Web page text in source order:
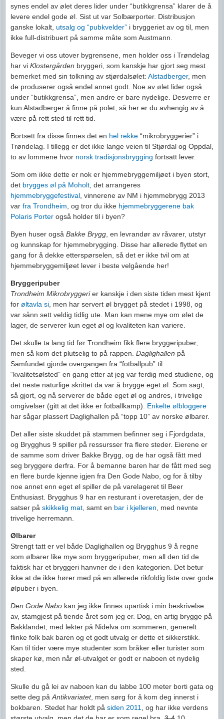
synes endel av ølet deres lider under “butikkgrensa” klarer de å
levere endel gode øl. Sist ut var Solbærporter. Distribusjon
ganske lokalt, utsalg og “pubkvelder” i bryggeriet av og til, men
ikke full-distribuert på samme måte som Austmann.
Beveger vi oss utover bygrensene, men holder oss i Trøndelag
har vi Klostergården bryggeri, som kanskje har gjort seg mest
bemerket med sin tolkning av stjørdalsølet: Alstadberger, men
de produserer også endel annet godt. Noe av ølet lider også
under “butikkgrensa”, men andre er bare nydelige. Desverre er
kun Alstadberger å finne på polet, så her er du avhengig av å
være på rett sted til rett tid.
Bortsett fra disse finnes det en hel rekke “mikrobryggerier” i
Trøndelag. I tillegg er det ikke lange veien til Stjørdal og Oppdal,
to av lommene hvor norsk tradisjonsbrygging fortsatt lever.
Som om ikke dette er nok er hjemmebryggemiljøet i byen stort,
det brygges øl på Moholt , det arrangeres
hjemmebryggefestival , vinnerene av NM i hjemmebrygg 2013
var fra Trondheim , og tror du ikke hjemmebryggerene bak
Polaris Porter også holder til i byen?
Byen huser også Bakke Brygg , en levrandør av råvarer, utstyr
og kunnskap for hjemmebrygging. Disse har allerede flyttet en
gang for å dekke etterspørselen, så det er ikke tvil om at
hjemmebryggemiljøet lever i beste velgående her!
Bryggeripuber
Trondheim Mikrobryggerier kanskje i den siste tiden mest kjent
for øltavla si , men har servert øl brygget på stedet i 1998, og
var sånn sett veldig tidlig ute. Man kan mene mye om ølet de
lager, de serverer kun eget øl og kvaliteten kan variere.
Det skulle ta lang tid før Trondheim fikk flere bryggeripuber,
men så kom det plutselig to på rappen. Daglighallen på
Samfundet gjorde overgangen fra “fotballpub” til
“kvalitetsølsted” en gang etter at jeg var ferdig med studiene, og
det neste naturlige skrittet da var å brygge eget øl. Som sagt,
så gjort, og nå serverer de både eget øl og andres, i trivelige
omgivelser (gitt at det ikke er fotballkamp). Enkelte ølbloggere
har sågar plassert Daglighallen på “topp 10” av norske ølbarer.
Det aller siste skuddet på stammen befinner seg i Fjordgdata,
og Brygghus 9 spiller på ressursser fra flere steder. Eierene er
de samme som driver Bakke Brygg, og de har også fått med
seg bryggere derfra. For å bemanne baren har de fått med seg
en flere burde kjenne igjen fra Den Gode Nabo, og for å tilby
noe annet enn eget øl spiller de på varelageret til Beer
Enthusiast. Brygghus 9 har en resturant i overetasjen, der de
satser på skikkelig mat , samt en bar i kjelleren , med nevnte
trivelige herremann.
Ølbarer
Strengt tatt er vel både Daglighallen og Brygghus 9 å regne
som ølbarer like mye som bryggeripuber, men all den tid de
faktisk har et bryggeri hanvner de i den kategorien. Det betur
ikke at de ikke hører med på en allerede rikfoldig liste over gode
ølpuber i byen.
Den Gode Nabo kan jeg ikke finnes upartisk i min beskrivelse
av, stamgjest på tiende året som jeg er. Dog, en artig brygge på
Bakklandet, med lekter på Nidelva om sommeren, generelt
flinke folk bak baren og et godt utvalg er dette et sikkerstikk.
Kan til tider være mye studenter som bråker eller turister som
skaper kø, men når øl-utvalget er godt er naboen et nydelig
sted.
Skulle du gå lei av naboen kan du labbe 100 meter borti gata og
sette deg på Antikvariatet, men sørg for å kom deg innerst i
bokbaren. Stedet har holdt på siden 2011
, og har ikke verdens